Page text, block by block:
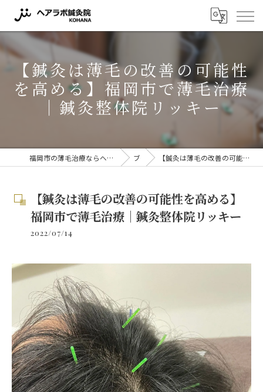
【鍼灸は薄毛の改善の可能性
を高める】福岡市で薄毛治療
｜鍼灸整体院リッキー
福岡市の薄毛治療ならヘアラボ鍼灸院 KOHANA 〜薬に頼らない薄毛対策〜 ブログ 【鍼灸は薄毛の改善の可能性を高める】福岡市で薄毛治療｜鍼灸整体院リッキー
【鍼灸は薄毛の改善の可能性を高める】
福岡市で薄毛治療｜鍼灸整体院リッキー
2022/07/14